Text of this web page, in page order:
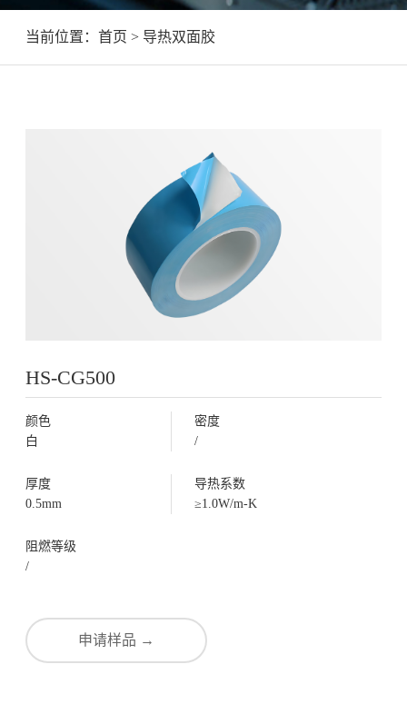
当前位置： 首页 > 导热双面胶
HS-CG500
颜色
白
密度
/
厚度
0.5mm
导热系数
≥1.0W/m-K
阻燃等级
/
申请样品 →